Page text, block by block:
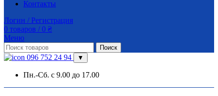
Контакты
Логин / Регистрация
0 товаров / 0 ₴
Меню
Поиск
096 752 24 94 ▼
Пн.-Сб. с 9.00 до 17.00